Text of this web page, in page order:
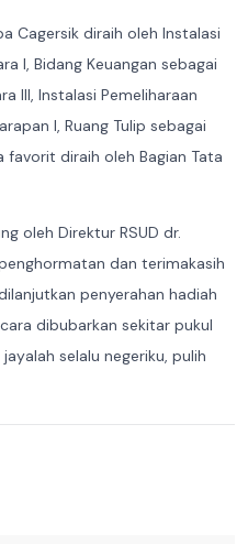
Cagersik diraih oleh Instalasi
I, Bidang Keuangan sebagai
III, Instalasi Pemeliharaan
I, Ruang Tulip sebagai
favorit diraih oleh Bagian Tata
oleh Direktur RSUD dr.
dan terimakasih
penyerahan hadiah
dibubarkan sekitar pukul
selalu negeriku, pulih